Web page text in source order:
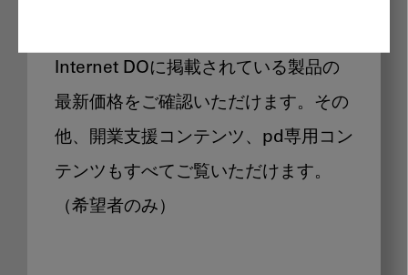
Internet DOに掲載されている製品の
最新価格をご確認いただけます。その
他、開業支援コンテンツ、pd専用コン
テンツもすべてご覧いただけます。
（希望者のみ）